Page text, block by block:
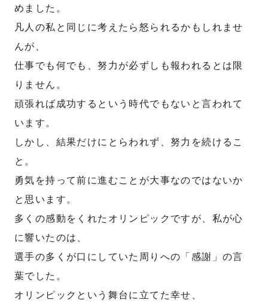
めました。
凡人の私と同じに考えたら怒られるかもしれませ
んが、
仕事でも何でも、努力が必ずしも報われるとは限
りません。
頑張れば成功するという時代でもないと言われて
います。
しかし、結果だけにとらわれず、努力を続けるこ
と。
勇気を持って前に進むことが大事なのではないか
と思います。
多くの感動をくれたオリンピックですが、私が心
に響いたのは、
選手の多くが口にしていた周りへの「感謝」の言
葉でした。
オリンピックという舞台に立てた幸せ、